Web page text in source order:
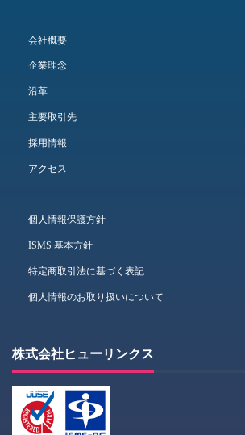
会社概要
企業理念
沿革
主要取引先
採用情報
アクセス
個人情報保護方針
ISMS 基本方針
特定商取引法に基づく表記
個人情報のお取り扱いについて
株式会社ヒューリンクス